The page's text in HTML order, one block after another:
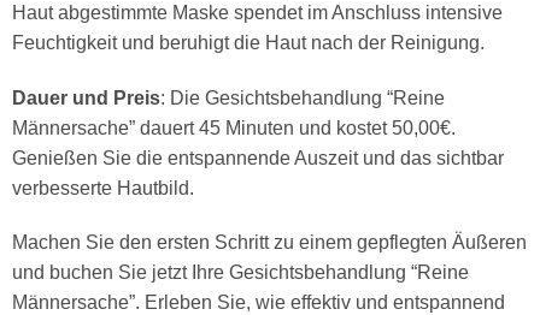
Haut abgestimmte Maske spendet im Anschluss intensive
Feuchtigkeit und beruhigt die Haut nach der Reinigung.
Dauer und Preis: Die Gesichtsbehandlung “Reine
Männersache” dauert 45 Minuten und kostet 50,00€.
Genießen Sie die entspannende Auszeit und das sichtbar
verbesserte Hautbild.
Machen Sie den ersten Schritt zu einem gepflegten Äußeren
und buchen Sie jetzt Ihre Gesichtsbehandlung “Reine
Männersache”. Erleben Sie, wie effektiv und entspannend